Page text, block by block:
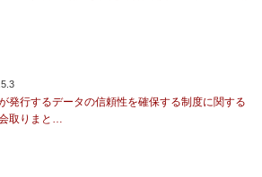
発行するデータの信頼性を確保する制度に関する
取りまと…